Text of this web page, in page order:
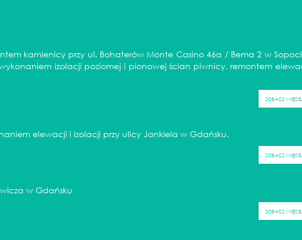
kamienicy przy ul. Bohaterów Monte Casino 46a / Bema 2 w
izolacji poziomej i pionowej ścian piwnicy, remontem
ZOBACZ
elewacji i izolacji przy ulicy Jankiela w Gdańsku.
ZOBACZ
w Gdańsku
ZOBACZ